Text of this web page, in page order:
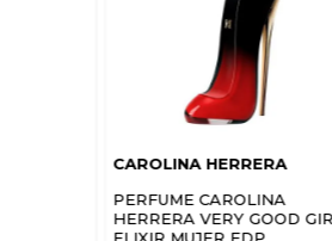
CAROLINA HERRERA
PERFUME CAROLINA
HERRERA VERY GOOD